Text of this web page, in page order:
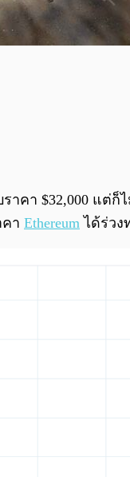
คา $32,000 แต่ก็
า Ethereum ได้ร่วง